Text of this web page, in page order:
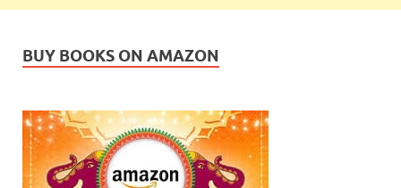
BUY BOOKS ON AMAZON